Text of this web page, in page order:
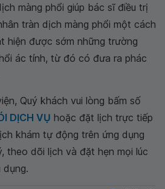
màng phổi giúp bác sĩ điều trị
tràn dịch màng phổi một cách
hiện được sớm những trường
ác tính, từ đó có đưa ra phác
Quý khách vui lòng bấm số
DỊCH VỤ hoặc đặt lịch trực tiếp
khám tự động trên ứng dụng
theo dõi lịch và đặt hẹn mọi lúc
dụng.